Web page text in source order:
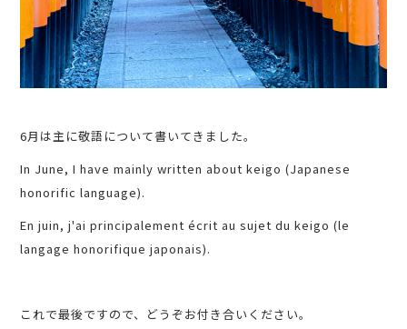
6月は主に敬語について書いてきました。
In June, I have mainly written about keigo (Japanese
honorific language).
En juin, j'ai principalement écrit au sujet du keigo (le
langage honorifique japonais).
これで最後ですので、どうぞお付き合いください。